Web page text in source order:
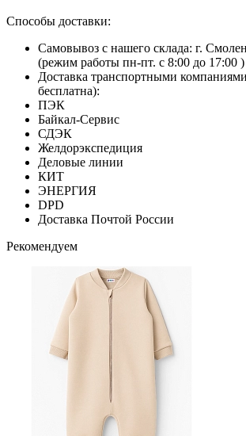
Способы доставки:
Самовывоз с нашего склада: г.
(режим работы пн-пт. с 8:00 до 17:00 )
Доставка транспортными
бесплатна):
ПЭК
Байкал-Сервис
СДЭК
Желдорэкспедиция
Деловые линии
КИТ
ЭНЕРГИЯ
DPD
Доставка Почтой России
Рекомендуем